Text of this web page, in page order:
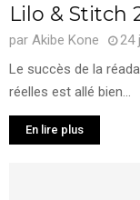
Lilo & Stitch
par Akibe Kone
24
Le succès de la
réelles est allé bien...
En lire plus